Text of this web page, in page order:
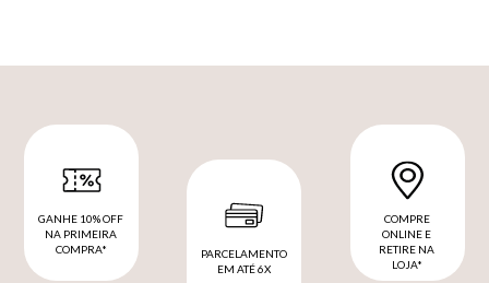
GANHE 10% OFF
NA PRIMEIRA
COMPRA*
PARCELAMENTO
EM ATÉ 6X
COMPRE
ONLINE E
RETIRE NA
LOJA*